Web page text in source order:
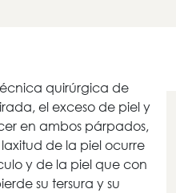
quirúrgica de
el exceso de piel y
en ambos párpados,
laxitud de la piel ocurre
y de la piel que con
su tersura y su